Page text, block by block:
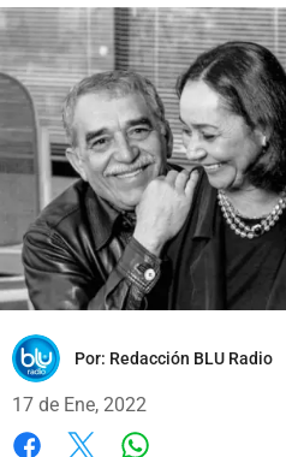
Por: Redacción BLU Radio
17 de Ene, 2022